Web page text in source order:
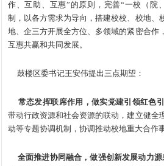
作、互助、互惠”的原则，完善“一校（院
制，以各方需求为导向，搭建校校、校地、
地、企三方开展全方位、多领域的紧密合作
互惠共赢和共同发展。
鼓楼区委书记王安伟提出三点期望：
常态发挥联席作用，做实党建引领红色引
带动行政资源和社会资源的联动，建立健全
动等专题协调机制，协调推动校地重大合作
全面推进协同融合，做强创新发展动力源